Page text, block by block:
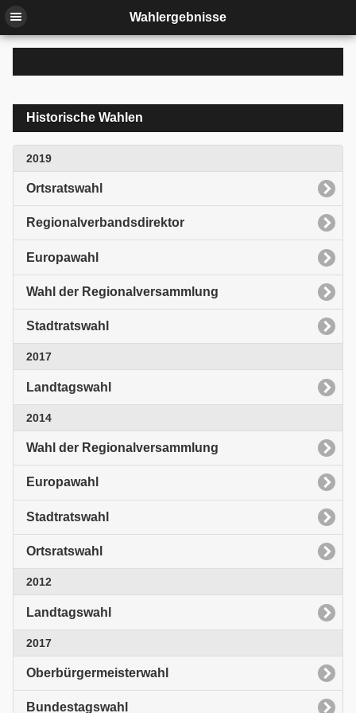
Wahlergebnisse
Historische Wahlen
2019
Ortsratswahl
Regionalverbandsdirektor
Europawahl
Wahl der Regionalversammlung
Stadtratswahl
2017
Landtagswahl
2014
Wahl der Regionalversammlung
Europawahl
Stadtratswahl
Ortsratswahl
2012
Landtagswahl
2017
Oberbürgermeisterwahl
Bundestagswahl